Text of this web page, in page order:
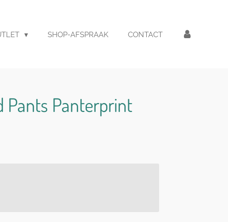
SHOP-AFSPRAAK CONTACT
Pants Panterprint